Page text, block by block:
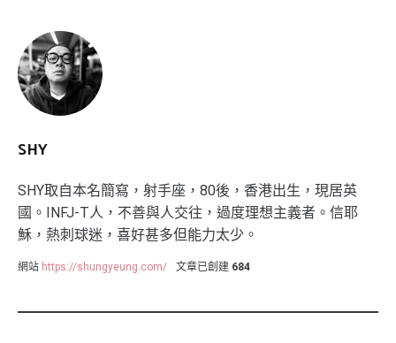
SHY
SHY取自本名簡寫，射手座，80後，香港出生，現居英
國。INFJ-T人，不善與人交往，過度理想主義者。信耶
穌，熱刺球迷，喜好甚多但能力太少。
網站 https://shungyeung.com/ 文章已創建 684